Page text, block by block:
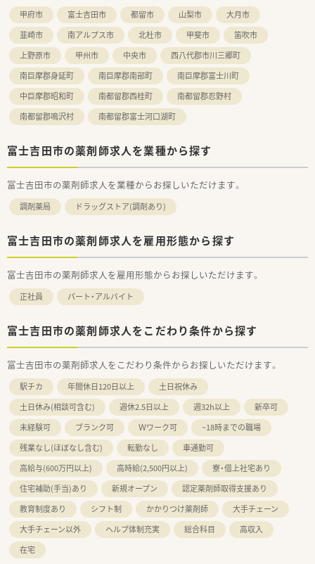
甲府市 富士吉田市 都留市 山梨市
大月市
韮崎市
南アルプス市 北杜市 甲斐市
笛吹市
上野原市
甲州市 中央市
西八代郡市川三郷町
南巨摩郡身延町
南巨摩郡南部町
南巨摩郡富士川町
中巨摩郡昭和町
南都留郡西桂町
南都留郡忍野村
南都留郡鳴沢村
南都留郡富士河口湖町
富士吉田市の薬剤師求人を業種から探す
富士吉田市の薬剤師求人を業種からお探しいただけます。
調剤薬局 ドラッグストア(調剤あり)
富士吉田市の薬剤師求人を雇用形態から探す
富士吉田市の薬剤師求人を雇用形態からお探しいただけます。
正社員 パート・アルバイト
富士吉田市の薬剤師求人をこだわり条件から探す
富士吉田市の薬剤師求人をこだわり条件からお探しいただけます。
駅チカ 年間休日120日以上
土日祝休み
土日休み(相談可含む)
週休2.5日以上 週32h以上
新卒可
未経験可
ブランク可 Ｗワーク可
~18時までの職場
残業なし(ほぼなし含む)
転勤なし
車通勤可
高給与(600万円以上)
高時給(2,500円以上)
寮・借上社宅あり
住宅補助(手当)あり
新規オープン
認定薬剤師取得支援あり
教育制度あり
シフト制 かかりつけ薬剤師
大手チェーン
大手チェーン以外
ヘルプ体制充実 総合科目
高収入
在宅